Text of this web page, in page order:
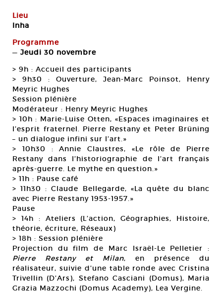
Lieu
Inha
Programme
— Jeudi 30 novembre
> 9h : Accueil des participants
> 9h30 : Ouverture, Jean-Marc Poinsot, Henry
Meyric Hughes
Session plénière
Modérateur : Henry Meyric Hughes
> 10h : Marie-Luise Otten, «Espaces imaginaires et
l’esprit fraternel. Pierre Restany et Peter Brüning
– un dialogue infini sur l’art.»
> 10h30 : Annie Claustres, «Le rôle de Pierre
Restany dans l’historiographie de l’art français
après-guerre. Le mythe en question.»
> 11h : Pause café
> 11h30 : Claude Bellegarde, «La quête du blanc
avec Pierre Restany 1953-1957.»
Pause
> 14h : Ateliers (L’action, Géographies, Histoire,
théorie, écriture, Réseaux)
> 18h : Session plénière
Projection du film de Marc Israël-Le Pelletier :
Pierre Restany et Milan, en présence du
réalisateur, suivie d’une table ronde avec Cristina
Trivellin (D’Ars), Stefano Casciani (Domus), Maria
Grazia Mazzochi (Domus Academy), Lea Vergine.